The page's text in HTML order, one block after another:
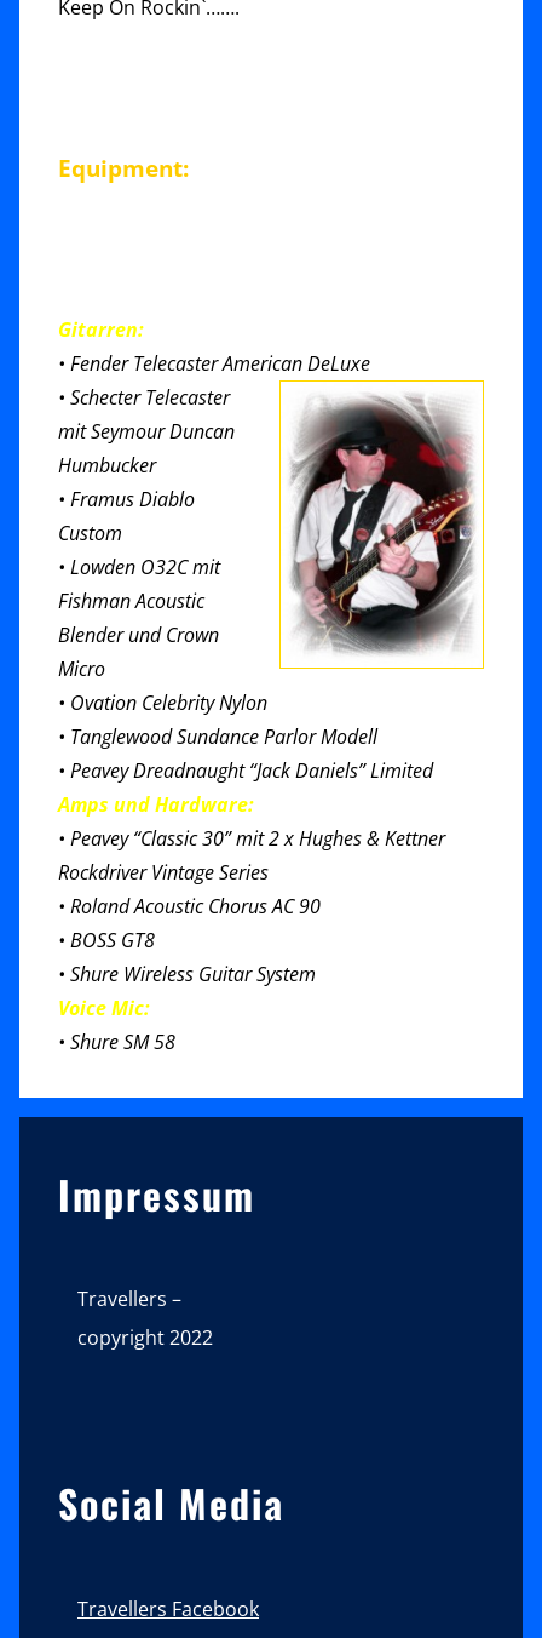
Keep On Rockin`…….
Equipment:
Gitarren:
• Fender Telecaster American DeLuxe
• Schecter Telecaster
mit Seymour Duncan
Humbucker
• Framus Diablo
Custom
• Lowden O32C mit
Fishman Acoustic
Blender und Crown
Micro
• Ovation Celebrity Nylon
• Tanglewood Sundance Parlor Modell
• Peavey Dreadnaught “Jack Daniels” Limited
Amps und Hardware:
• Peavey “Classic 30” mit 2 x Hughes & Kettner
Rockdriver Vintage Series
• Roland Acoustic Chorus AC 90
• BOSS GT8
• Shure Wireless Guitar System
Voice Mic:
• Shure SM 58
Impressum
Travellers –
copyright 2022
Social Media
Travellers Facebook